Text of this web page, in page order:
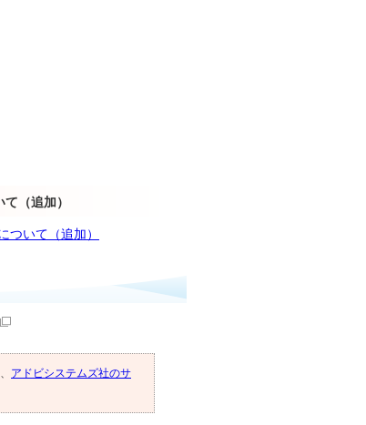
（追加）
ついて（追加）
アドビシステムズ社のサ